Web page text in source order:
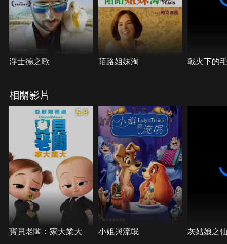
浮士德之歌 陌路姐妹淘 戰火下的
相關影片
5.9
寶貝老闆：家大業大 小姐與流氓 灰姑娘之